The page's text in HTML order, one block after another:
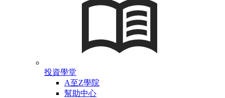
投資學堂
A至Z學院
幫助中心